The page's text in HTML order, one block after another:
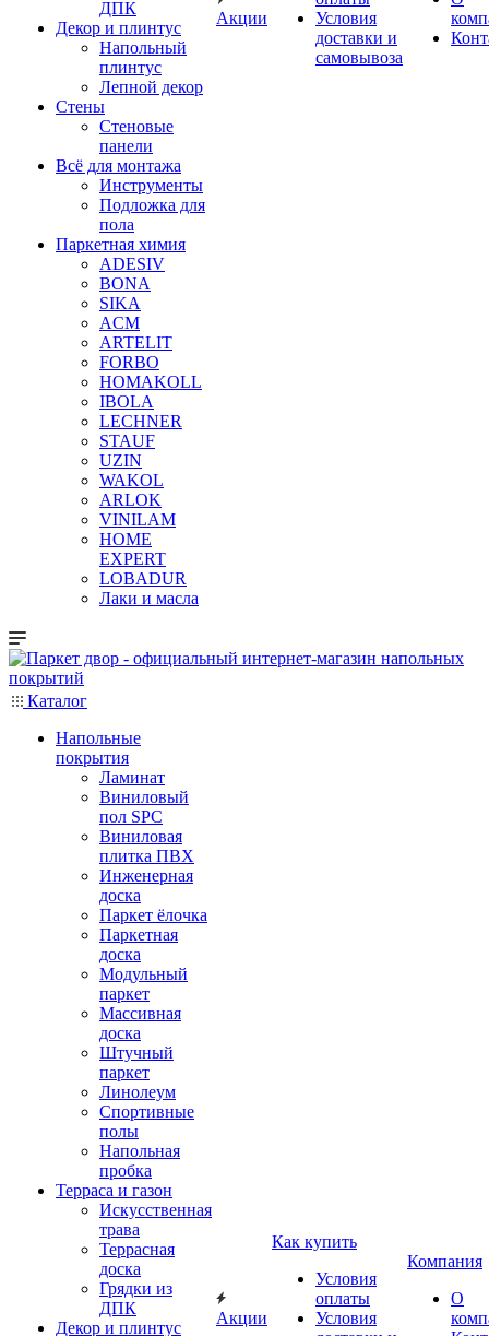
ДПК
Декор и плинтус
Напольный
плинтус
Лепной декор
Стены
Стеновые
панели
Всё для монтажа
Инструменты
Подложка для
пола
Паркетная химия
ADESIV
BONA
SIKA
ACM
ARTELIT
FORBO
HOMAKOLL
IBOLA
LECHNER
STAUF
UZIN
WAKOL
ARLOK
VINILAM
HOME
EXPERT
LOBADUR
Лаки и масла
Акции
Условия
доставки и
самовывоза
Каталог
Напольные
покрытия
Ламинат
Виниловый
пол SPC
Виниловая
плитка ПВХ
Инженерная
доска
Паркет ёлочка
Паркетная
доска
Модульный
паркет
Массивная
доска
Штучный
паркет
Линолеум
Спортивные
полы
Напольная
пробка
Терраса и газон
Искусственная
трава
Террасная
доска
Грядки из
ДПК
Декор и плинтус
Акции
Как купить
Условия
оплаты
Условия
Компания
О